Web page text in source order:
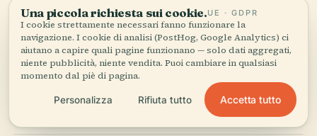
Verificato,e mostrato.
Ricercata e scritta dal team editoriale di Audiala a
partire da documenti storici, archivi architettonici e
conoscenza del territorio.
Una piccola richiesta sui cookie.UE · GDPR
I cookie strettamente necessari fanno funzionare la
navigazione. I cookie di analisi (PostHog, Google Analytics) ci
aiutano a capire quali pagine funzionano — solo dati aggregati,
niente pubblicità, niente vendita. Puoi cambiare in qualsiasi
momento dal piè di pagina.
Personalizza Rifiuta tutto Accetta tutto